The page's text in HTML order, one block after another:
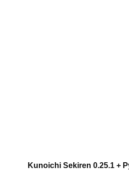
Kunoichi Sekiren 0.25.1 +